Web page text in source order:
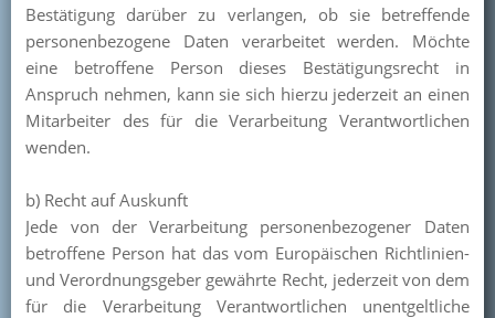
Bestätigung darüber zu verlangen, ob sie betreffende
personenbezogene Daten verarbeitet werden. Möchte
eine betroffene Person dieses Bestätigungsrecht in
Anspruch nehmen, kann sie sich hierzu jederzeit an einen
Mitarbeiter des für die Verarbeitung Verantwortlichen
wenden.
b) Recht auf Auskunft
Jede von der Verarbeitung personenbezogener Daten
betroffene Person hat das vom Europäischen Richtlinien-
und Verordnungsgeber gewährte Recht, jederzeit von dem
für die Verarbeitung Verantwortlichen unentgeltliche